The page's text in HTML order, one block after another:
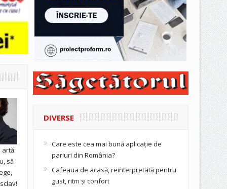
să
DIVERSE
Care este cea mai bună aplicație de
pariuri din România?
Cafeaua de acasă, reinterpretată pentru
gust, ritm și confort